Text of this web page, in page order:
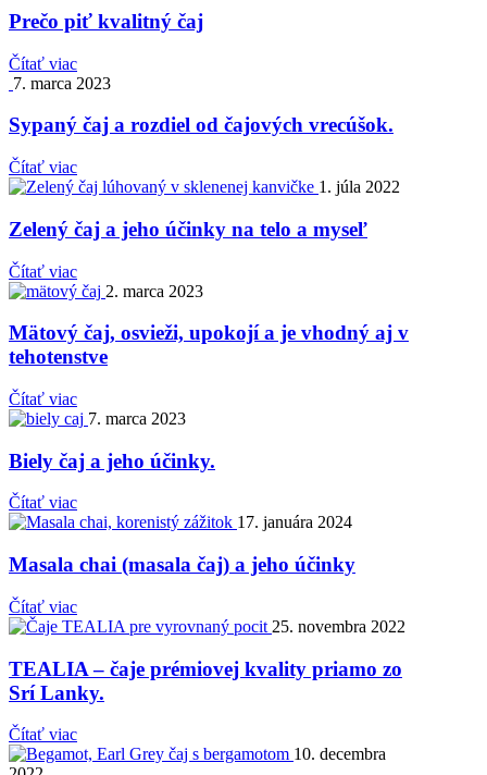
Prečo piť kvalitný čaj
Čítať viac
7. marca 2023
Sypaný čaj a rozdiel od čajových vrecúšok.
Čítať viac
1. júla 2022
Zelený čaj a jeho účinky na telo a myseľ
Čítať viac
2. marca 2023
Mätový čaj, osvieži, upokojí a je vhodný aj v
tehotenstve
Čítať viac
7. marca 2023
Biely čaj a jeho účinky.
Čítať viac
17. januára 2024
Masala chai (masala čaj) a jeho účinky
Čítať viac
25. novembra 2022
TEALIA – čaje prémiovej kvality priamo zo
Srí Lanky.
Čítať viac
10. decembra